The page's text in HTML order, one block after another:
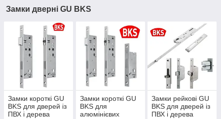
Замки дверні GU BKS
Замки короткі GU
BKS для дверей із
ПВХ і дерева
Замки короткі GU
BKS для
алюмінієвих
Замки рейкові GU
BKS для дверей із
ПВХ і дерева